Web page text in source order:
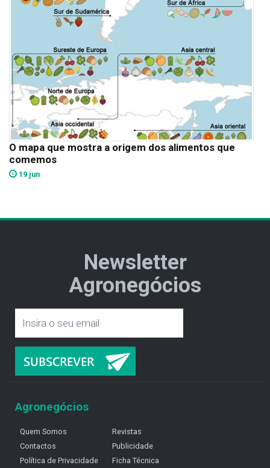
O mapa que mostra a origem dos alimentos que
comemos
19 jun
Newsletter
Agronegócios
Agronegócios
Quem Somos
Contactos
Política de Privacidade
Revistas
Publicidade
Ficha Técnica